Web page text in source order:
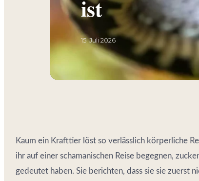
ist
15. Juli 2026
Kaum ein Krafttier löst so verlässlich körperliche
ihr auf einer schamanischen Reise begegnen,
gedeutet haben. Sie berichten, dass sie sie zuerst